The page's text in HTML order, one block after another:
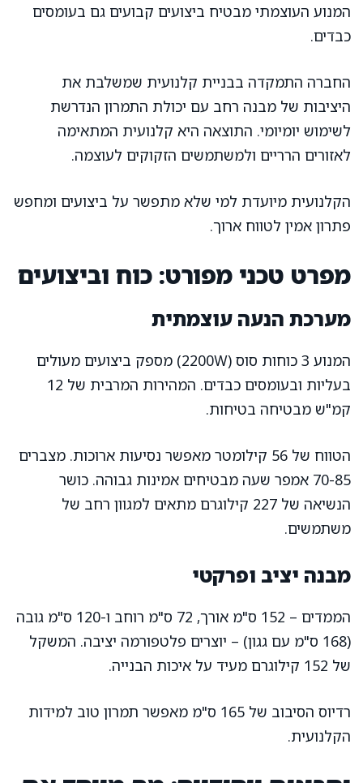
המנוע העוצמתי מבטיח ביצועים קבועים גם בעומסים
כבדים.
החברה התמקדה בבניית קלנועית שמשלבת את
היציבות של מבנה רחב עם יכולת התמרון הנדרשת
לשימוש יומיומי. התוצאה היא קלנועית המתאימה
לאזורים הרריים ולמשתמשים הזקוקים לעוצמה.
הקלנועית מיועדת למי שלא מתפשר על ביצועים ומחפש
פתרון אמין לטווח ארוך.
מפרט טכני מפורט: כוח וביצועים
מערכת הנעה עוצמתית
המנוע 3 כוחות סוס (2200W) מספק ביצועים מעולים
בעליות ובעומסים כבדים. המהירות המרבית של 12
קמ"ש מבטיחה בטיחות.
הטווח של 56 קילומטר מאפשר נסיעות ארוכות. מצברים
70-85 אמפר שעה מבטיחים אמינות גבוהה. כושר
הנשיאה של 227 קילוגרם מתאים למגוון רחב של
משתמשים.
מבנה יציב ופרקטי
הממדים – 152 ס"מ אורך, 72 ס"מ רוחב ו-120 ס"מ גובה
(168 ס"מ עם גגון) – יוצרים פלטפורמה יציבה. המשקל
של 152 קילוגרם מעיד על איכות הבנייה.
רדיוס הסיבוב של 165 ס"מ מאפשר תמרון טוב למידות
הקלנועית.